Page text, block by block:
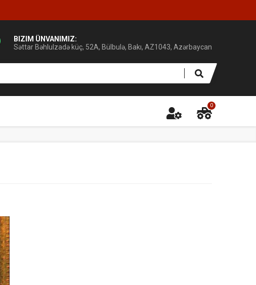
BIZIM ÜNVANIMIZ:
Səttar Bəhlulzadə küç, 52A, Bülbulə, Bakı, AZ1043, Azərbaycan
0